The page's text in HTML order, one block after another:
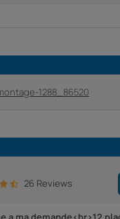
1288_86520
26 Reviews